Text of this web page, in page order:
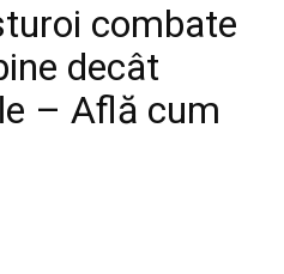
combate
decât
– Află cum